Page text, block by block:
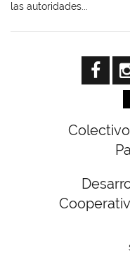
las autoridades...